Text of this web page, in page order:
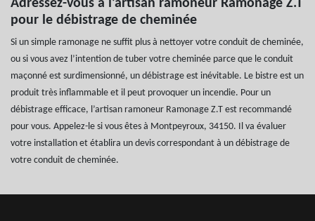
Adressez-vous à l’artisan ramoneur Ramonage Z.T
pour le débistrage de cheminée
Si un simple ramonage ne suffit plus à nettoyer votre conduit de cheminée,
ou si vous avez l’intention de tuber votre cheminée parce que le conduit
maçonné est surdimensionné, un débistrage est inévitable. Le bistre est un
produit très inflammable et il peut provoquer un incendie. Pour un
débistrage efficace, l’artisan ramoneur Ramonage Z.T est recommandé
pour vous. Appelez-le si vous êtes à Montpeyroux, 34150. Il va évaluer
votre installation et établira un devis correspondant à un débistrage de
votre conduit de cheminée.